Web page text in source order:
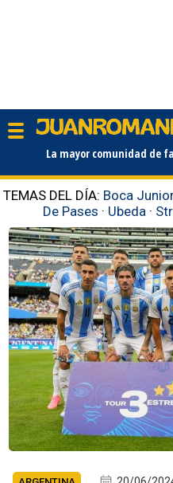
La mayor comunidad de
TEMAS DEL DÍA: Boca
De Pases · Ubeda ·